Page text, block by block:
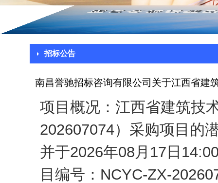
招标公告
南昌誉驰招标咨询有限公司关于江西省建
项目概况：江西省建筑技
202607074）采购项目的
并于2026年08月17日
目编号：NCYC-ZX-